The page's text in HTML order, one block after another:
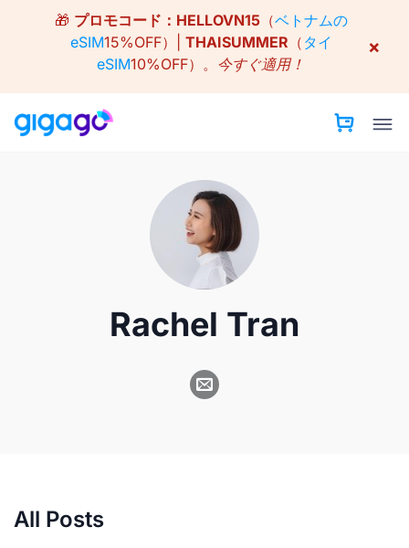
🎁 プロモコード： HELLOVN15（ベトナムの
eSIM15%OFF）| THAISUMMER （ タイ
eSIM10%OFF）。 今すぐ適用！
×
Rachel Tran
All Posts